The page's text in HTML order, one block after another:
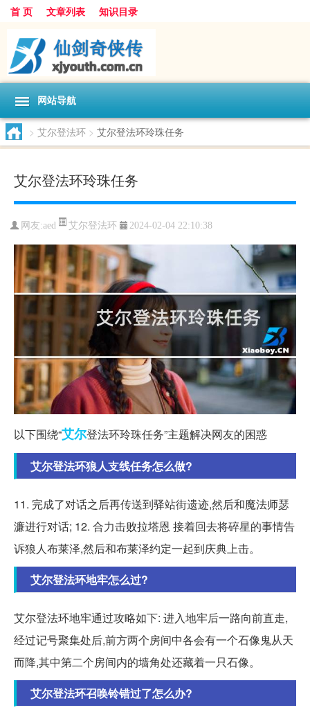
首 页 文章列表 知识目录
网站导航
> 艾尔登法环 > 艾尔登法环玲珠任务
艾尔登法环玲珠任务
网友:aed 艾尔登法环 2024-02-04 22:10:38
以下围绕“艾尔登法环玲珠任务”主题解决网友的困惑
艾尔登法环狼人支线任务怎么做?
11. 完成了对话之后再传送到驿站街遗迹,然后和魔法师瑟
濂进行对话; 12. 合力击败拉塔恩 接着回去将碎星的事情告
诉狼人布莱泽,然后和布莱泽约定一起到庆典上击。
艾尔登法环地牢怎么过?
艾尔登法环地牢通过攻略如下: 进入地牢后一路向前直走,
经过记号聚集处后,前方两个房间中各会有一个石像鬼从天
而降,其中第二个房间内的墙角处还藏着一只石像。
艾尔登法环召唤铃错过了怎么办?